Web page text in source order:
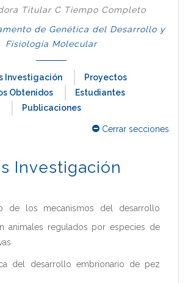
Titular C Tiempo Completo
de Genética del Desarrollo y
Fisiología Molecular
Investigación
Proyectos
Obtenidos
Estudiantes
Publicaciones
Cerrar secciones
Investigación
de los mecanismos del desarrollo
animales regulados por especies de
del desarrollo embrionario de pez